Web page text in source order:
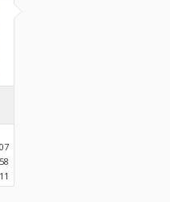
11